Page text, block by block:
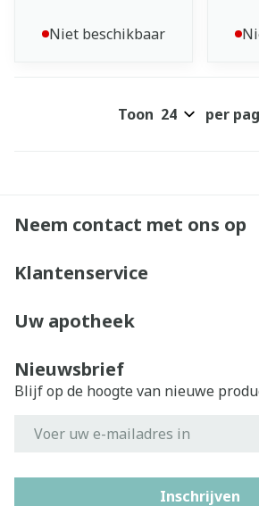
Niet beschikbaar
Toon per
Neem contact met ons op
Klantenservice
Uw apotheek
Nieuwsbrief
Blijf op de hoogte van nieuwe
Inschrijven